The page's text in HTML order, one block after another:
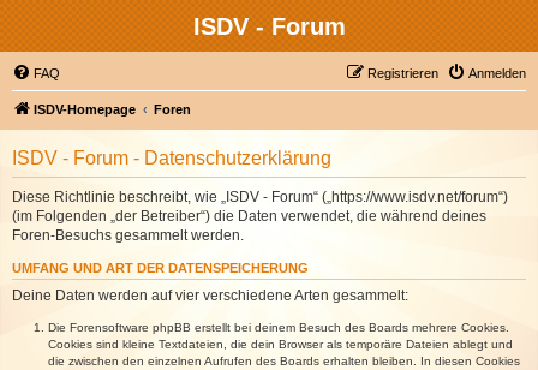
ISDV - Forum
FAQ Anmelden
Registrieren
ISDV-Homepage Foren
ISDV - Forum - Datenschutzerklärung
Diese Richtlinie beschreibt, wie „ISDV - Forum“ („https://www.isdv.net/forum“)
(im Folgenden „der Betreiber“) die Daten verwendet, die während deines
Foren-Besuchs gesammelt werden.
UMFANG UND ART DER DATENSPEICHERUNG
Deine Daten werden auf vier verschiedene Arten gesammelt:
Die Forensoftware phpBB erstellt bei deinem Besuch des Boards mehrere Cookies.
Cookies sind kleine Textdateien, die dein Browser als temporäre Dateien ablegt und
die zwischen den einzelnen Aufrufen des Boards erhalten bleiben. In diesen Cookies